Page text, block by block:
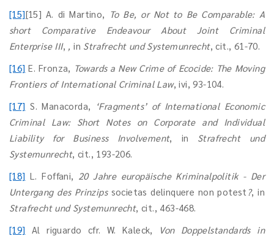
[15][15] A. di Martino, To Be, or Not to Be Comparable: A
short Comparative Endeavour About Joint Criminal
Enterprise III, ,in Strafrecht und Systemunrecht, cit., 61-70.
[16] E. Fronza, Towards a New Crime of Ecocide: The Moving
Frontiers of International Criminal Law, ivi, 93-104.
[17] S. Manacorda,
‘Fragments’ of International Economic
Criminal Law: Short Notes on Corporate and Individual
Liability for Business Involvement, in Strafrecht und
Systemunrecht, cit., 193-206.
[18] L. Foffani, 20 Jahre europäische Kriminalpolitik - Der
Untergang des Prinzipssocietas delinquere non potest ?, in
Strafrecht und Systemunrecht, cit., 463-468.
[19] Al riguardo cfr. W. Kaleck,
Von Doppelstandards in